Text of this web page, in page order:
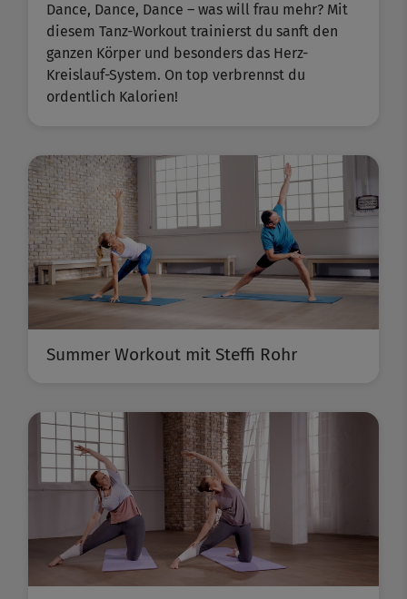
Dance, Dance, Dance – was will frau mehr? Mit
diesem Tanz-Workout trainierst du sanft den
ganzen Körper und besonders das Herz-
Kreislauf-System. On top verbrennst du
ordentlich Kalorien!
Summer Workout mit Steffi Rohr